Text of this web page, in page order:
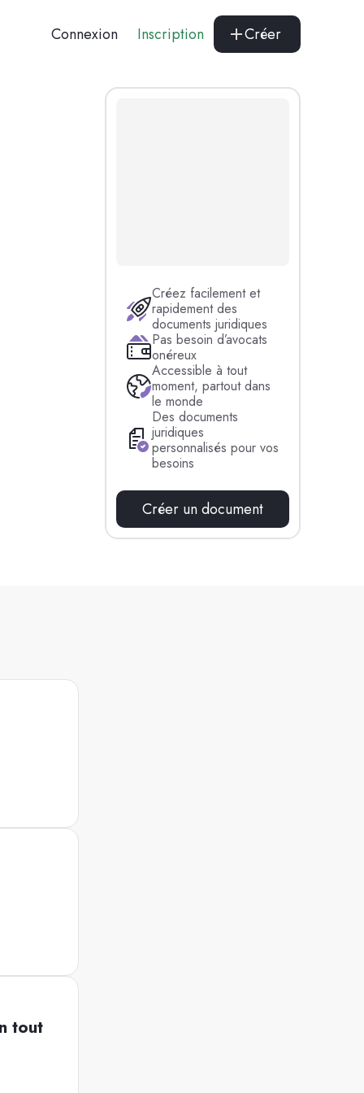
Connexion Inscription Créer
Créez facilement et
rapidement des
documents juridiques
Pas besoin d’avocats
onéreux
Accessible à tout
moment, partout dans
le monde
Des documents
juridiques
personnalisés pour vos
besoins
Créer un document
tout